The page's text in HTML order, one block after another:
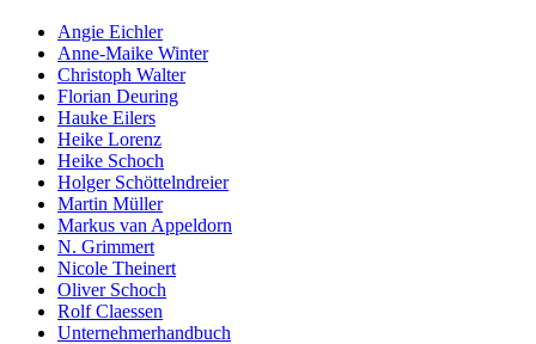
Angie Eichler
Anne-Maike Winter
Christoph Walter
Florian Deuring
Hauke Eilers
Heike Lorenz
Heike Schoch
Holger Schöttelndreier
Martin Müller
Markus van Appeldorn
N. Grimmert
Nicole Theinert
Oliver Schoch
Rolf Claessen
Unternehmerhandbuch